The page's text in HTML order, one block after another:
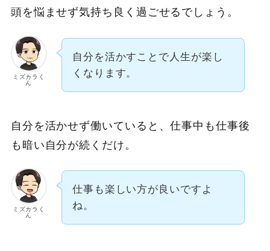
頭を悩ませず気持ち良く過ごせるでしょう。
ミズカラく
ん
自分を活かすことで人生が楽し
くなります。
自分を活かせず働いていると、仕事中も仕事後
も暗い自分が続くだけ。
ミズカラく
ん
仕事も楽しい方が良いですよ
ね。